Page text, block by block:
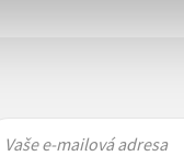
Vaše e-
mailová
Vaše e-
mailová
Vaše e-mailová adresa